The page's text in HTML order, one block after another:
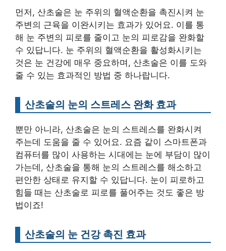
먼저, 산초술은 눈 주위의 혈액순환을 촉진시켜 눈
주변의 근육을 이완시키는 효과가 있어요. 이를 통
해 눈 주변의 피로를 줄이고 눈의 피로감을 완화할
수 있답니다. 눈 주위의 혈액순환을 활성화시키는
것은 눈 건강에 매우 중요하며, 산초술은 이를 도와
줄 수 있는 효과적인 방법 중 하나랍니다.
산초술의 눈의 스트레스 완화 효과
뿐만 아니라, 산초술은 눈의 스트레스를 완화시켜
주는데 도움을 줄 수 있어요. 요즘 같이 스마트폰과
컴퓨터를 많이 사용하는 시대에는 눈에 부담이 많이
가는데, 산초술을 통해 눈의 스트레스를 해소하고
편안한 상태로 유지할 수 있답니다. 눈이 피로하고
힘들 때는 산초술로 피로를 풀어주는 것도 좋은 방
법이죠!
산초술의 눈 건강 촉진 효과